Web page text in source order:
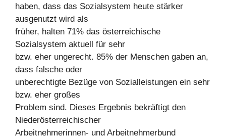
haben, dass das Sozialsystem heute stärker
ausgenutzt wird als
früher, halten 71% das österreichische
Sozialsystem aktuell für sehr
bzw. eher ungerecht. 85% der Menschen gaben an,
dass falsche oder
unberechtigte Bezüge von Sozialleistungen ein sehr
bzw. eher großes
Problem sind. Dieses Ergebnis bekräftigt den
Niederösterreichischer
Arbeitnehmerinnen- und Arbeitnehmerbund